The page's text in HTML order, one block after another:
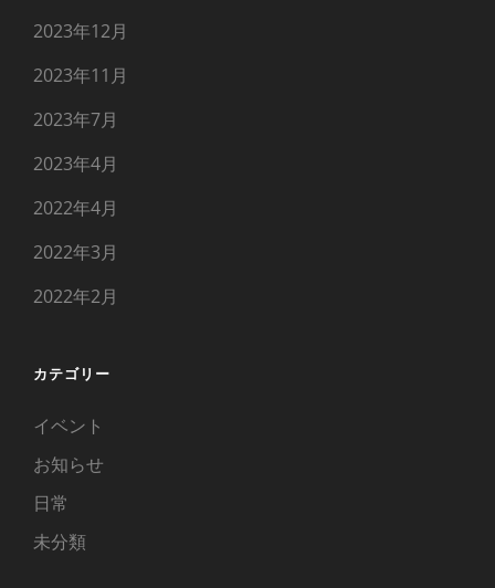
2023年12月
2023年11月
2023年7月
2023年4月
2022年4月
2022年3月
2022年2月
カテゴリー
イベント
お知らせ
日常
未分類